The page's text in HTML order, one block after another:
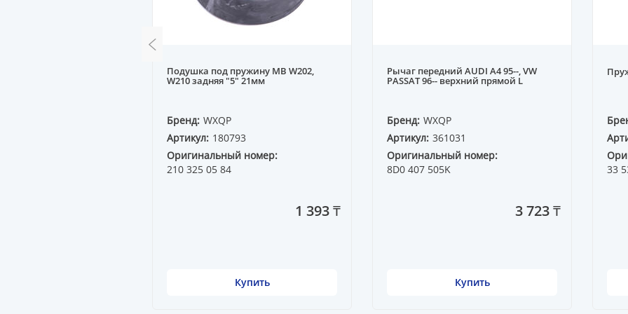
Подушка под пружину MB W202,
W210 задняя "5" 21мм
Бренд: WXQP
Артикул: 180793
Оригинальный номер:
210 325 05 84
1 393 ₸
Купить
Рычаг передний AUDI A4 95--, VW
PASSAT 96-- верхний прямой L
Бренд: WXQP
Артикул: 361031
Оригинальный номер:
8D0 407 505K
3 723 ₸
Купить
33